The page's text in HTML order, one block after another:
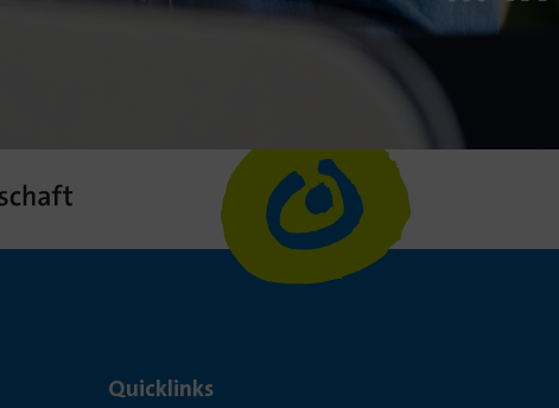
Quicklinks